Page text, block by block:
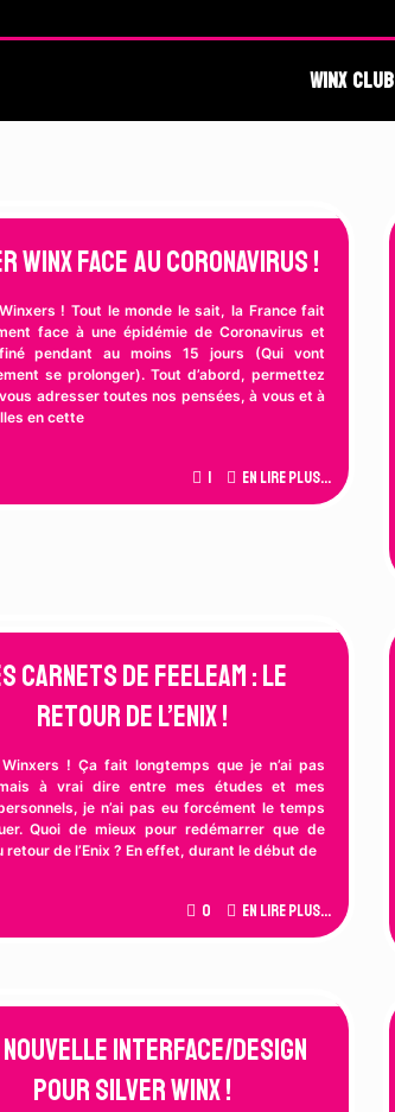
Winx Club
Winx face au Coronavirus !
! Tout le monde le sait, la France fait
face à une épidémie de Coronavirus et
pendant au moins 15 jours (Qui vont
se prolonger). Tout d’abord, permettez
adresser toutes nos pensées, à vous et à
en cette
1 En lire plus...
Carnets de Feeleam : Le
Retour de l’Enix !
! Ça fait longtemps que je n’ai pas
à vrai dire entre mes études et mes
je n’ai pas eu forcément le temps
Quoi de mieux pour redémarrer que de
retour de l’Enix ? En effet, durant le début de
0 En lire plus...
Nouvelle Interface/Design
pour Silver Winx !